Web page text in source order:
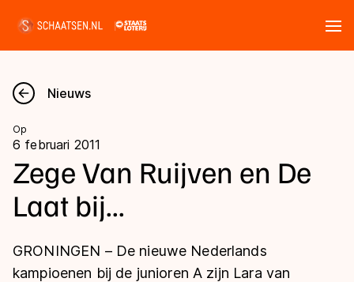
Nieuws
Kalender
Disciplines
Langebaan
Uitslagen
Nieuws
Op
6 februari 2011
Zege Van Ruijven en De
Laat bij...
GRONINGEN – De nieuwe Nederlands
kampioenen bij de junioren A zijn Lara van